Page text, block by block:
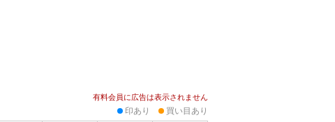
有料会員に広告は表示されません
印あり 買い目あり